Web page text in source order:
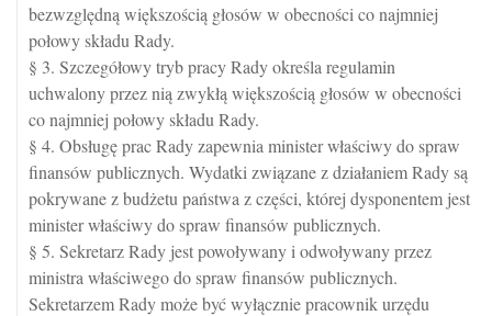
bezwzględną większością głosów w obecności co najmniej
połowy składu Rady.
§ 3. Szczegółowy tryb pracy Rady określa regulamin
uchwalony przez nią zwykłą większością głosów w obecności
co najmniej połowy składu Rady.
§ 4. Obsługę prac Rady zapewnia minister właściwy do spraw
finansów publicznych. Wydatki związane z działaniem Rady są
pokrywane z budżetu państwa z części, której dysponentem jest
minister właściwy do spraw finansów publicznych.
§ 5. Sekretarz Rady jest powoływany i odwoływany przez
ministra właściwego do spraw finansów publicznych.
Sekretarzem Rady może być wyłącznie pracownik urzędu